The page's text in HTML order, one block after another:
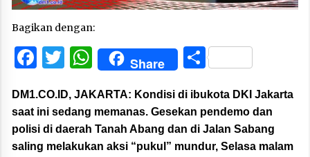
Bagikan dengan:
Facebook
Twitter
WhatsApp
Share Share
DM1.CO.ID, JAKARTA: Kondisi di ibukota DKI Jakarta
saat ini sedang memanas. Gesekan pendemo dan
polisi di daerah Tanah Abang dan di Jalan Sabang
saling melakukan aksi “pukul” mundur, Selasa malam